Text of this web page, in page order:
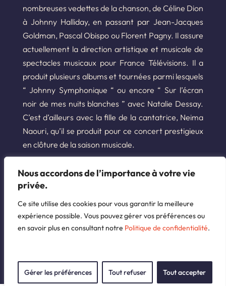
Nous accordons de l’importance à votre vie
privée.
Ce site utilise des cookies pour vous garantir la meilleure
expérience possible. Vous pouvez gérer vos préférences ou
en savoir plus en consultant notre Politique de confidentialité.
Gérer les préférences Tout refuser Tout accepter
nombreuses vedettes de la chanson, de Céline Dion
à Johnny Halliday, en passant par Jean-Jacques
Goldman, Pascal Obispo ou Florent Pagny. Il assure
actuellement la direction artistique et musicale de
spectacles musicaux pour France Télévisions. Il a
produit plusieurs albums et tournées parmi lesquels
“ Johnny Symphonique “ ou encore “ Sur l’écran
noir de mes nuits blanches ” avec Natalie Dessay.
C’est d’ailleurs avec la fille de la cantatrice, Neima
Naouri, qu’il se produit pour ce concert prestigieux
en clôture de la saison musicale.
En savoir plus